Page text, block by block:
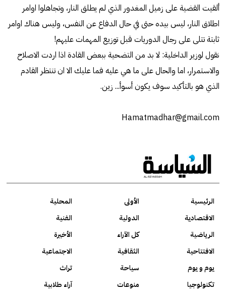
ألقيت القضية على زميل المغدور الذي لم يطلق النار، وتجاهلوا اوامر
اطلاق النار، ليس بيده حتى في حال الدفاع عن النفس، وليس هناك اوامر
ثابتة تتلى على رجال الدوريات قبل توزيع المهمات عليهم!
نقول لوزير الداخلية: لا بد من التضحية ببعض القادة اذا اردت الاصلاح
والاستمرار، اما والحال على ما هي عليه فما عليك الا ان تنتظر القادم
الذي هو بالتأكيد سوف يكون أسوأ... زين.
Hamatmadhar@gmail.com
الرئيسية الأولى
المحلية
الاقتصادية
الدولية
الفنية
الرياضية
كل الآراء
الأخيرة
الافتتاحية
الثقافية
الاجتماعية
يوم و يوم
سياحة
تراث
تكنولوجيا
منوعات
آراء طلابية